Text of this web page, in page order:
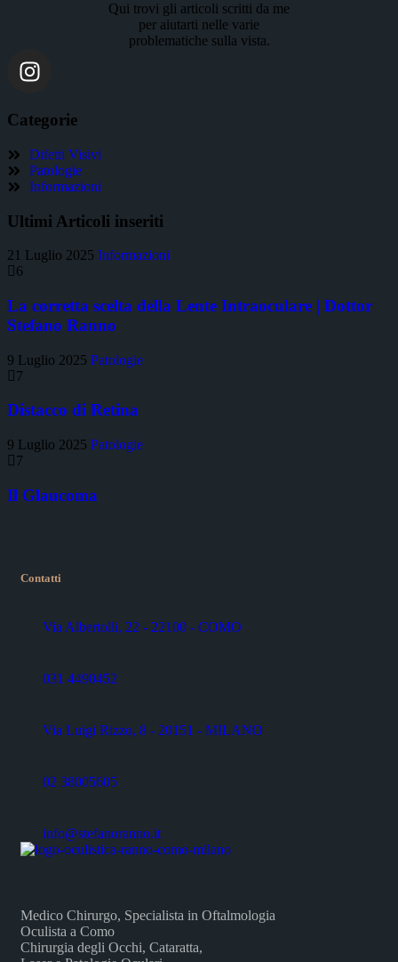
Qui trovi gli articoli scritti da me
per aiutarti nelle varie
problematiche sulla vista.
Categorie
Difetti Visivi
Patologie
Informazioni
Ultimi Articoli inseriti
21 Luglio 2025 Informazioni
6
La corretta scelta della Lente Intraoculare | Dottor
Stefano Ranno
9 Luglio 2025 Patologie
7
Distacco di Retina
9 Luglio 2025 Patologie
7
Il Glaucoma
Contatti
Via Albertolli, 22 - 22100 - COMO
031 4490452
Via Luigi Rizzo, 8 - 20151 - MILANO
02 38005605
info@stefanoranno.it
Medico Chirurgo, Specialista in Oftalmologia
Oculista a Como
Chirurgia degli Occhi, Cataratta,